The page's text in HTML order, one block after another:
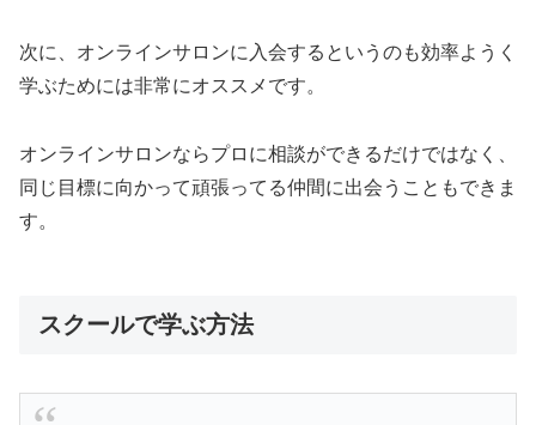
次に、オンラインサロンに入会するというのも効率ようく
学ぶためには非常にオススメです。
オンラインサロンならプロに相談ができるだけではなく、
同じ目標に向かって頑張ってる仲間に出会うこともできま
す。
スクールで学ぶ方法